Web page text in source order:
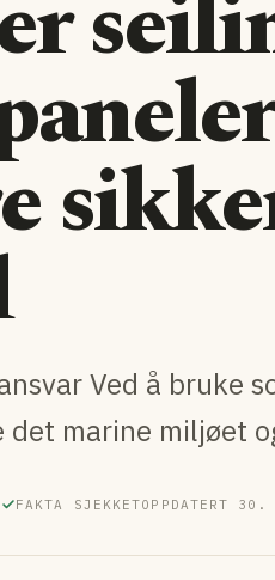
Ved å bruke
marine miljøet
FAKTA SJEKKETOPPDATERT